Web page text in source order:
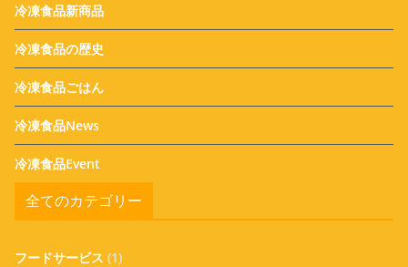
冷凍食品新商品
冷凍食品の歴史
冷凍食品ごはん
冷凍食品News
冷凍食品Event
全てのカテゴリー
フードサービス (1)